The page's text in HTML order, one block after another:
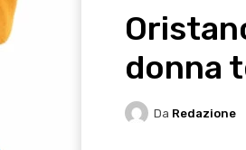
donna
Da Redazione